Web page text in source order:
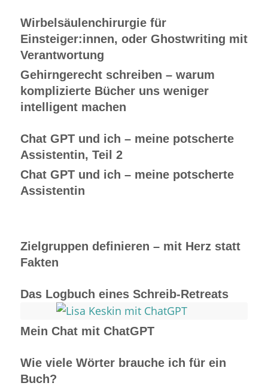
Wirbelsäulenchirurgie für
Einsteiger:innen, oder Ghostwriting mit
Verantwortung
Gehirngerecht schreiben – warum
komplizierte Bücher uns weniger
intelligent machen
Chat GPT und ich – meine potscherte
Assistentin, Teil 2
Chat GPT und ich – meine potscherte
Assistentin
Zielgruppen definieren – mit Herz statt
Fakten
Das Logbuch eines Schreib-Retreats
Mein Chat mit ChatGPT
Wie viele Wörter brauche ich für ein
Buch?